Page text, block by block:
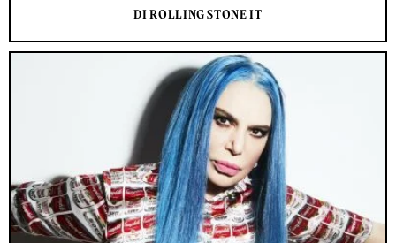
DI ROLLING STONE IT